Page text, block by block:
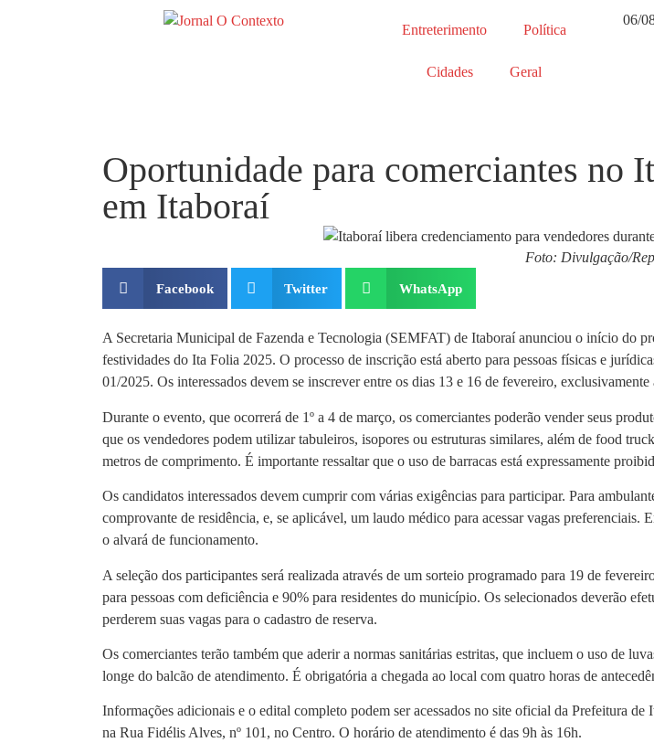
Entreterimento Política
Cidades Geral
06/
Oportunidade para comerciantes no
em Itaboraí
Foto: Divulgação/
Facebook Twitter WhatsApp
A Secretaria Municipal de Fazenda e Tecnologia (SEMFAT) de Itaboraí anunciou o início do
festividades do Ita Folia 2025. O processo de inscrição está aberto para pessoas físicas e
01/2025. Os interessados devem se inscrever entre os dias 13 e 16 de fevereiro,
Durante o evento, que ocorrerá de 1º a 4 de março, os comerciantes poderão vender seus
que os vendedores podem utilizar tabuleiros, isopores ou estruturas similares, além de food
metros de comprimento. É importante ressaltar que o uso de barracas está expressamente
Os candidatos interessados devem cumprir com várias exigências para participar. Para
comprovante de residência, e, se aplicável, um laudo médico para acessar vagas
o alvará de funcionamento.
A seleção dos participantes será realizada através de um sorteio programado para 19 de
para pessoas com deficiência e 90% para residentes do município. Os selecionados deverão
perderem suas vagas para o cadastro de reserva.
Os comerciantes terão também que aderir a normas sanitárias estritas, que incluem o uso de
longe do balcão de atendimento. É obrigatória a chegada ao local com quatro horas de
Informações adicionais e o edital completo podem ser acessados no site oficial da Prefeitura
na Rua Fidélis Alves, nº 101, no Centro. O horário de atendimento é das 9h às 16h.